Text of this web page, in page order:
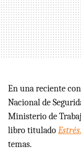
En una reciente
Nacional de
Ministerio de
libro titulado
temas.